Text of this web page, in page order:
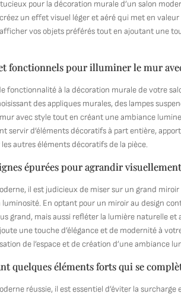
pour la décoration murale d’un salon
un effet visuel léger et aéré qui met en
vos objets préférés tout en ajoutant une
fonctionnels pour illuminer le mur
fonctionnalité à la décoration murale de votre
des appliques murales, des lampes
avec style tout en créant une ambiance
servir d’éléments décoratifs à part entière,
autres éléments décoratifs de la pièce.
épurées pour agrandir
il est judicieux de miser sur un grand
luminosité. En optant pour un miroir au design
grand, mais aussi refléter la lumière naturelle
une touche d’élégance et de modernité à
de l’espace et de création d’une ambiance
quelques éléments forts qui se
réussie, il est essentiel d’éviter la